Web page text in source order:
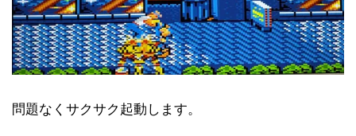
問題なくサクサク起動します。